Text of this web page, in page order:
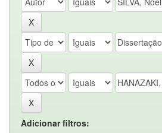
Adicionar filtros: